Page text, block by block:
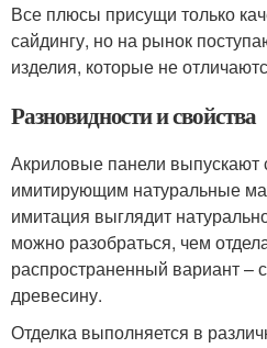
Все плюсы присущи только
сайдингу, но на рынок
изделия, которые не
Разновидности и свойства
Акриловые панели выпускают
имитирующим натуральные
имитация выглядит
можно разобраться, чем
распространенный вариант –
древесину.
Отделка выполняется в